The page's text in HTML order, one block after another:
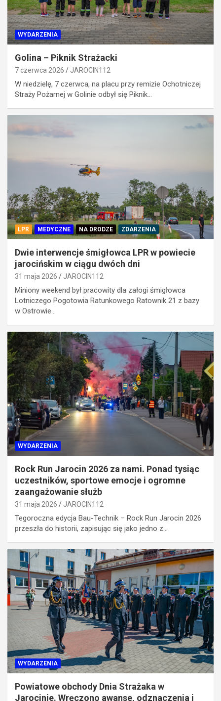
WYDARZENIA
Golina – Piknik Strażacki
7 czerwca 2026 JAROCIN112
W niedzielę, 7 czerwca, na placu przy remizie Ochotniczej
Straży Pożarnej w Golinie odbył się Piknik…
LPR MEDYCZNE NA DRODZE ZDARZENIA
Dwie interwencje śmigłowca LPR w powiecie
jarocińskim w ciągu dwóch dni
31 maja 2026 JAROCIN112
Miniony weekend był pracowity dla załogi śmigłowca
Lotniczego Pogotowia Ratunkowego Ratownik 21 z bazy
w Ostrowie…
WYDARZENIA
Rock Run Jarocin 2026 za nami. Ponad tysiąc
uczestników, sportowe emocje i ogromne
zaangażowanie służb
31 maja 2026 JAROCIN112
Tegoroczna edycja Bau-Technik – Rock Run Jarocin 2026
przeszła do historii, zapisując się jako jedno z…
WYDARZENIA
Powiatowe obchody Dnia Strażaka w
Jarocinie. Wręczono awanse, odznaczenia i